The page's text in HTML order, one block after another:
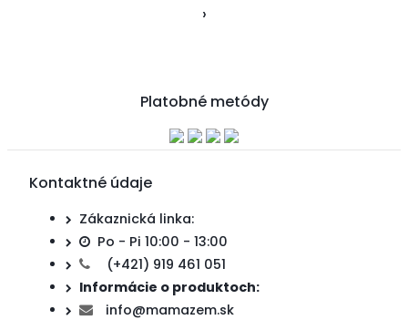
›
Platobné metódy
Kontaktné údaje
Zákaznická linka:
Po - Pi 10:00 - 13:00
(+421) 919 461 051
Informácie o produktoch:
info@mamazem.sk